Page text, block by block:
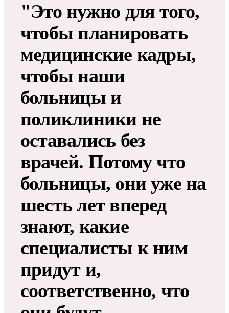
"Это нужно для того,
чтобы планировать
медицинские кадры,
чтобы наши
больницы и
поликлиники не
оставались без
врачей. Потому что
больницы, они уже на
шесть лет вперед
знают, какие
специалисты к ним
придут и,
соответственно, что